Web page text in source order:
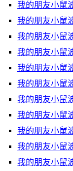
我的朋友小鼠
我的朋友小鼠
我的朋友小鼠
我的朋友小鼠
我的朋友小鼠
我的朋友小鼠
我的朋友小鼠
我的朋友小鼠
我的朋友小鼠
我的朋友小鼠
我的朋友小鼠